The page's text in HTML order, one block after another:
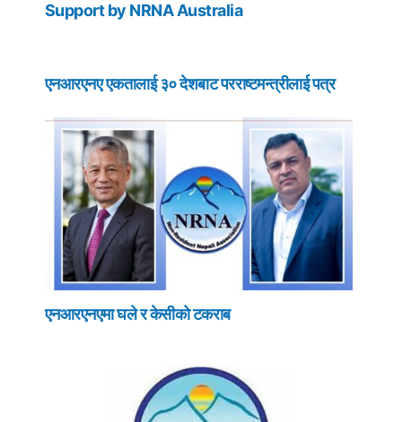
Support by NRNA Australia
एनआरएनए एकतालाई ३० देशबाट परराष्टमन्त्रीलाई पत्र
एनआरएनएमा घले र केसीको टकराब